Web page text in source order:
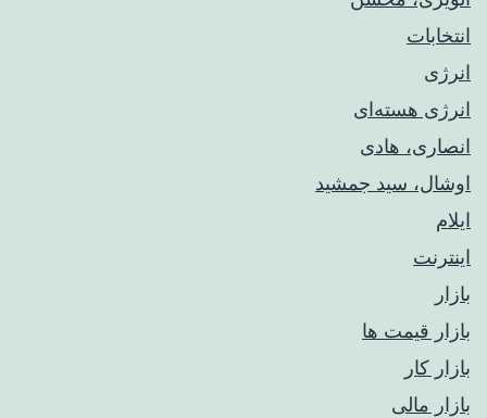
انتخابات
انرژی
انرژی هسته‌ای
انصاری، هادی
اوشال، سید جمشید
ایلام
اینترنت
بازار
بازار قیمت ها
بازار کار
بازار مالی